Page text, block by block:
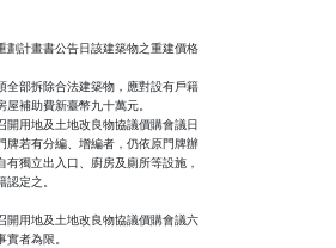
劃計畫書公告日該建築物之重建價格
全部拆除合法建築物，應對設有戶籍
補助費新臺幣九十萬元。
用地及土地改良物協議價購會議日
牌若有分編、增編者，仍依原門牌辦
獨立出入口、廚房及廁所等設施，
定之。
開用地及土地改良物協議價購會議六
者為限。